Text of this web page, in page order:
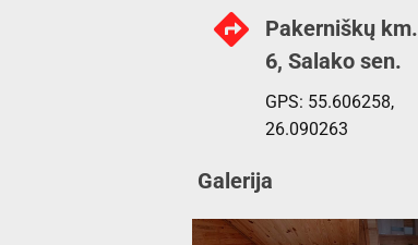
Pakerniškų km.
6, Salako sen.
GPS: 55.606258,
26.090263
Galerija